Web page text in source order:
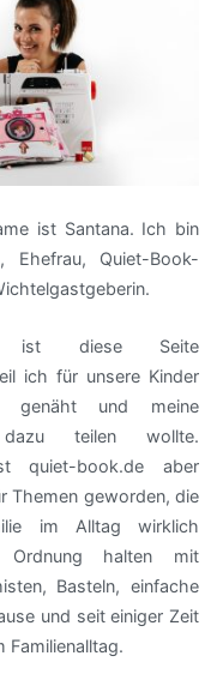
ist Santana. Ich bin
Ehefrau, Quiet-Book-
ist diese Seite
ich für unsere Kinder
genäht und meine
dazu teilen wollte.
quiet-book.de aber
Themen geworden, die
im Alltag wirklich
Ordnung halten mit
Basteln, einfache
und seit einiger Zeit
Familienalltag.